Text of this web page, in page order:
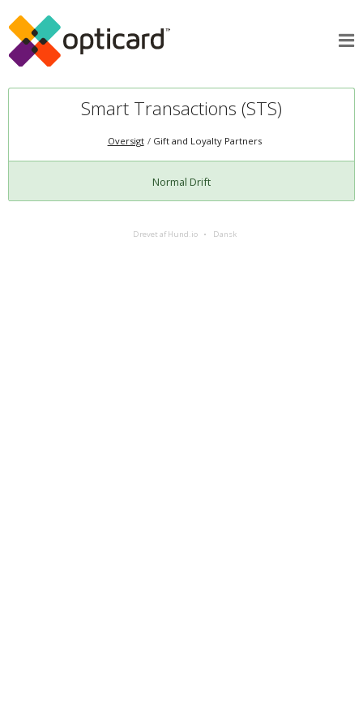
Smart Transactions (STS)
Oversigt Gift and Loyalty Partners
Normal Drift
Drevet af Hund.io Dansk